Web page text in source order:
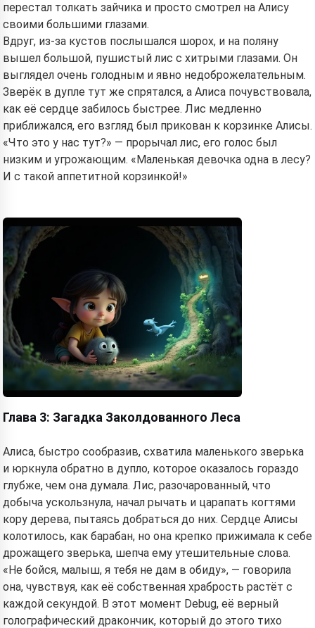
перестал толкать зайчика и просто смотрел на Алису
своими большими глазами.
Вдруг, из-за кустов послышался шорох, и на поляну
вышел большой, пушистый лис с хитрыми глазами. Он
выглядел очень голодным и явно недоброжелательным.
Зверёк в дупле тут же спрятался, а Алиса почувствовала,
как её сердце забилось быстрее. Лис медленно
приближался, его взгляд был прикован к корзинке Алисы.
«Что это у нас тут?» — прорычал лис, его голос был
низким и угрожающим. «Маленькая девочка одна в лесу?
И с такой аппетитной корзинкой!»
Глава 3: Загадка Заколдованного Леса
Алиса, быстро сообразив, схватила маленького зверька
и юркнула обратно в дупло, которое оказалось гораздо
глубже, чем она думала. Лис, разочарованный, что
добыча ускользнула, начал рычать и царапать когтями
кору дерева, пытаясь добраться до них. Сердце Алисы
колотилось, как барабан, но она крепко прижимала к себе
дрожащего зверька, шепча ему утешительные слова.
«Не бойся, малыш, я тебя не дам в обиду», — говорила
она, чувствуя, как её собственная храбрость растёт с
каждой секундой. В этот момент Debug, её верный
голографический дракончик, который до этого тихо